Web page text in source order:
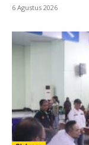
6 Agustus 2026